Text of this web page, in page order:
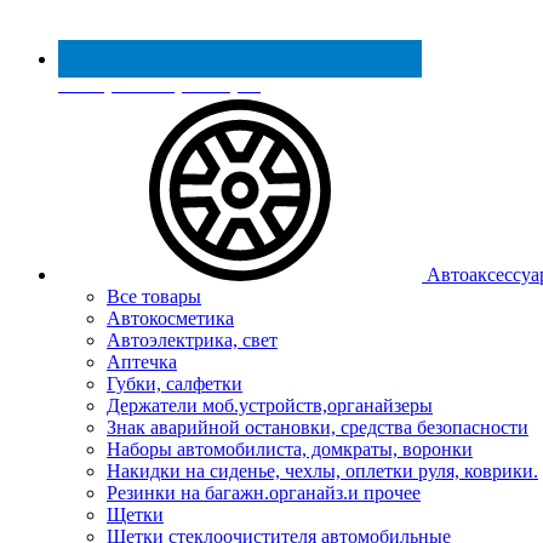
Реестр МинПромТорга
Все товары
Автокосметика
Автоэлектрика, свет
Аптечка
Губки, салфетки
Держатели моб.устройств,органайзеры
Знак аварийной остановки, средства безопасности
Наборы автомобилиста, домкраты, воронки
Накидки на сиденье, чехлы, оплетки руля, коврики.
Резинки на багажн.органайз.и прочее
Щетки
Щетки стеклоочистителя автомобильные